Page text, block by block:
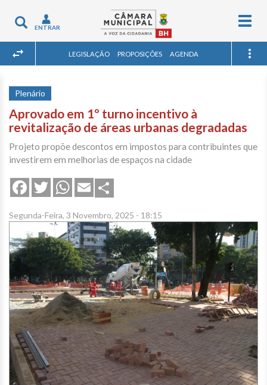
Toggle
navigation
ENTRAR
LEGISLAÇÃO PROPOSIÇÕES AGENDA
Plenário
Aprovado em 1º turno incentivo à
revitalização de áreas urbanas degradadas
Projeto propõe descontos em impostos para contribuintes que
investirem em melhorias de espaços na cidade
FacebookTwitterWhatsApp
Email
Segunda-Feira, 3 Novembro, 2025 - 18:15